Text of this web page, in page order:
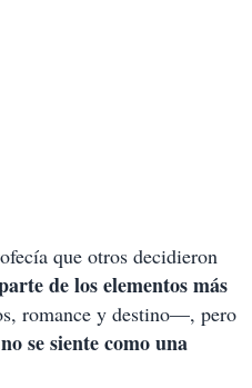
que otros decidieron
de los elementos más
romance y destino—, pero
se siente como una